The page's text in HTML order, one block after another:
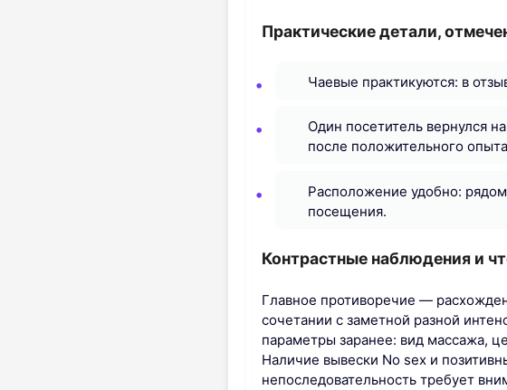
Практические детали,
Чаевые практикуются: в
Один посетитель вернулся
после положительного
Расположение удобно:
посещения.
Контрастные наблюдения и
Главное противоречие —
сочетании с заметной разной
параметры заранее: вид массажа,
Наличие вывески No sex и
непоследовательность требует